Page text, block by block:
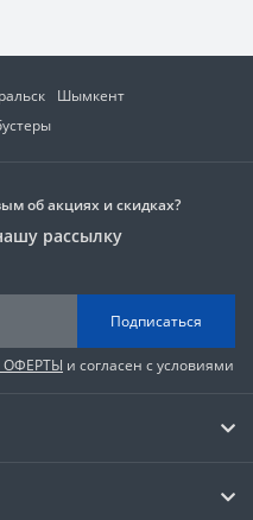
Шымкент
об акциях и скидках?
рассылку
Подписаться
и согласен с условиями